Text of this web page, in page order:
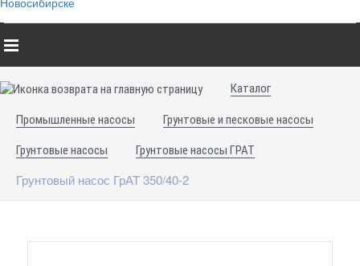
Каталог
Промышленные насосы Грунтовые и песковые насосы
Грунтовые насосы Грунтовые насосы ГРАТ
Грунтовый насос ГрАТ 350/40-2